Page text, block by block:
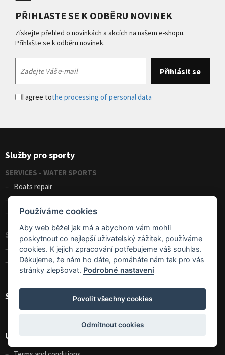
PŘIHLASTE SE K ODBĚRU NOVINEK
Získejte přehled o novinkách a akcích na našem e-shopu.
Přihlašte se k odběru novinek.
I agree tothe processing of personal data
Služby pro sporty
SERVICES - WATER SPORTS
Boats repair
Kayak, canoe, raft rental
Kayak eskimo roll
SERVICES - WINTER SPORTS
Skis and snowboards rental
Demo center SPORTEN
Shopping helper
Useful
Používáme cookies
Aby web běžel jak má a abychom vám mohli
poskytnout co nejlepší uživatelský zážitek, používáme
cookies. K jejich zpracování potřebujeme váš souhlas.
Děkujeme, že nám ho dáte, pomáháte nám tak pro vás
stránky zlepšovat. Podrobné nastavení
Povolit všechny cookies
Odmítnout cookies